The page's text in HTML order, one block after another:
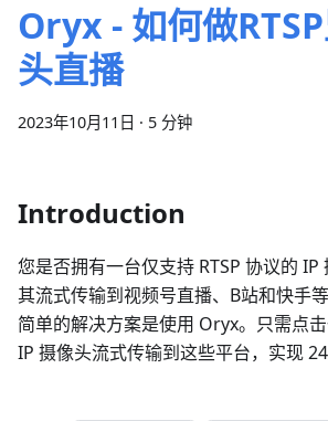
Oryx - 如何做
头直播
2023年10月11日 · 5 分钟
Introduction
您是否拥有一台仅支持 RTSP 协议的
其流式传输到视频号直播、B站和快手
简单的解决方案是使用 Oryx。只需点
IP 摄像头流式传输到这些平台，实现